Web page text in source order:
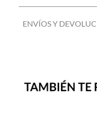
ENVÍOS Y